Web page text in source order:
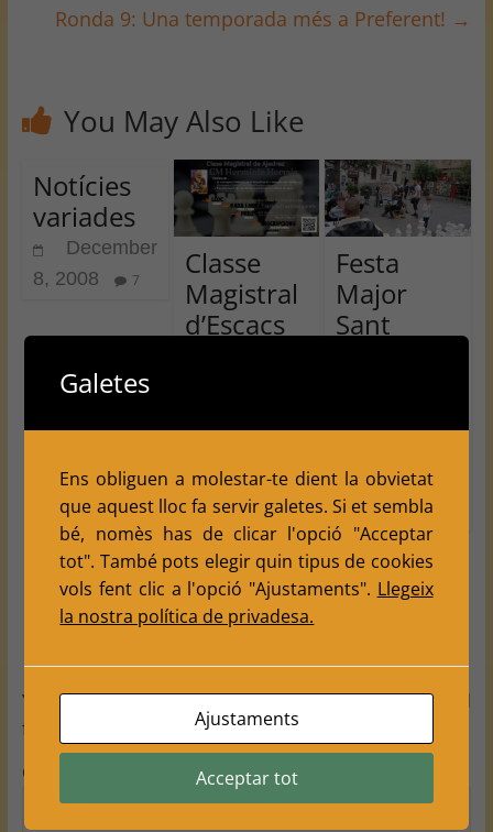
Ronda 9: Una temporada més a Preferent! →
You May Also Like
Notícies
variades
December
8, 2008
7
Classe
Magistral
d’Escacs
Novembr
e 2023
October 11,
2023
0
Festa
Major
Sant
May 14,
2023
1
Your email address will not be published. Required
fields are marked
Comment
Galetes
Ens obliguen a molestar-te dient la obvietat
que aquest lloc fa servir galetes. Si et sembla
bé, nomès has de clicar l'opció "Acceptar
tot". També pots elegir quin tipus de cookies
vols fent clic a l'opció "Ajustaments". Llegeix
la nostra política de privadesa.
Ajustaments
Acceptar tot